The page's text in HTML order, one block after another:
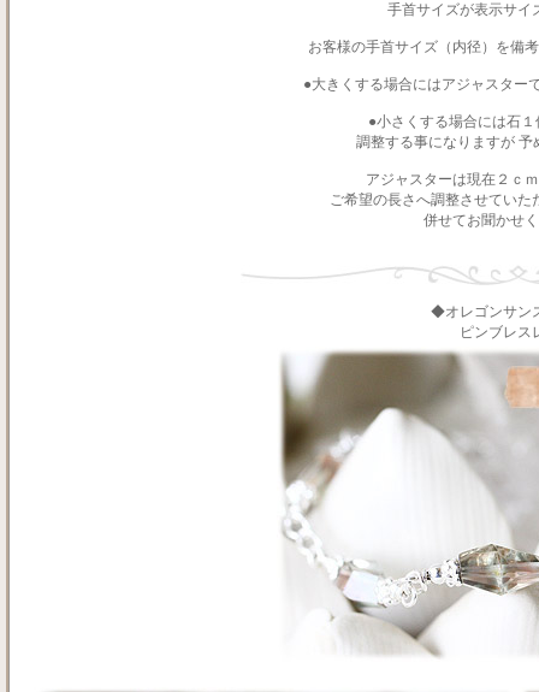
手首サイズが表示サイ
お客様の手首サイズ（内径）を備
●大きくする場合にはアジャスター
●小さくする場合には石
調整する事になりますが
アジャスターは現在２ｃ
ご希望の長さへ調整させていた
併せてお聞かせ
◆オレゴンサン
ピンブレス